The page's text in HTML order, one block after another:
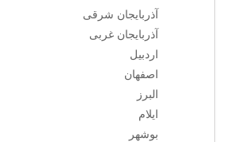
آذربایجان شرقی
آذربایجان غربی
اردبیل
اصفهان
البرز
ایلام
بوشهر